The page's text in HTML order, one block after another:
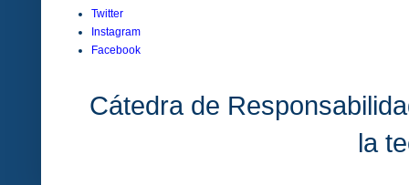
Twitter
Instagram
Facebook
Cátedra de
la